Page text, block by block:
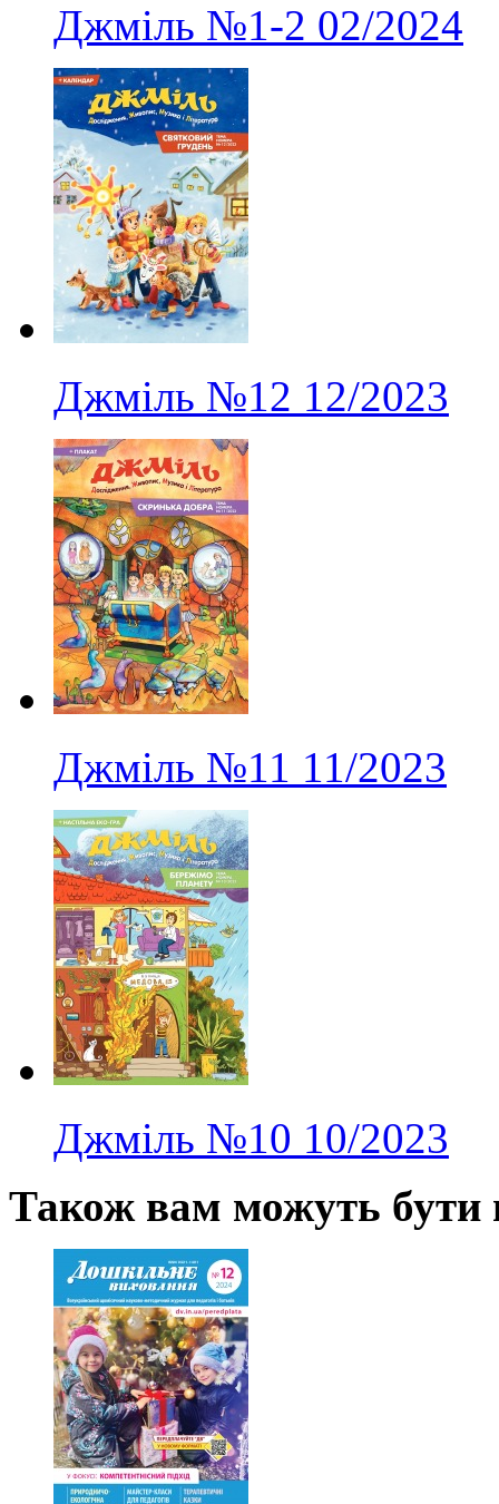
Джміль №1-2 02/2024
Джміль №12 12/2023
Джміль №11 11/2023
Джміль №10 10/2023
Також вам можуть бути